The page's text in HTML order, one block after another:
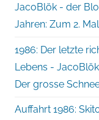
JacoBlök - der
Jahren: Zum 2.
1986: Der letzte
Lebens -
Der grosse
Auffahrt 1986: